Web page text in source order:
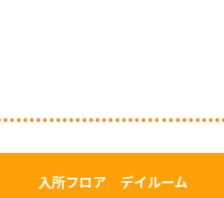
入所フロア デイルーム